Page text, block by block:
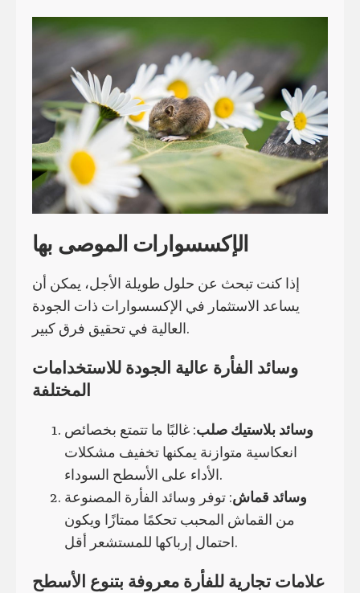
الإكسسوارات الموصى بها
إذا كنت تبحث عن حلول طويلة الأجل، يمكن أن
يساعد الاستثمار في الإكسسوارات ذات الجودة
العالية في تحقيق فرق كبير.
وسائد الفأرة عالية الجودة للاستخدامات
المختلفة
وسائد بلاستيك صلب: غالبًا ما تتمتع بخصائص
انعكاسية متوازنة يمكنها تخفيف مشكلات
الأداء على الأسطح السوداء.
وسائد قماش: توفر وسائد الفأرة المصنوعة
من القماش المحبب تحكمًا ممتازًا ويكون
احتمال إرباكها للمستشعر أقل.
علامات تجارية للفأرة معروفة بتنوع الأسطح